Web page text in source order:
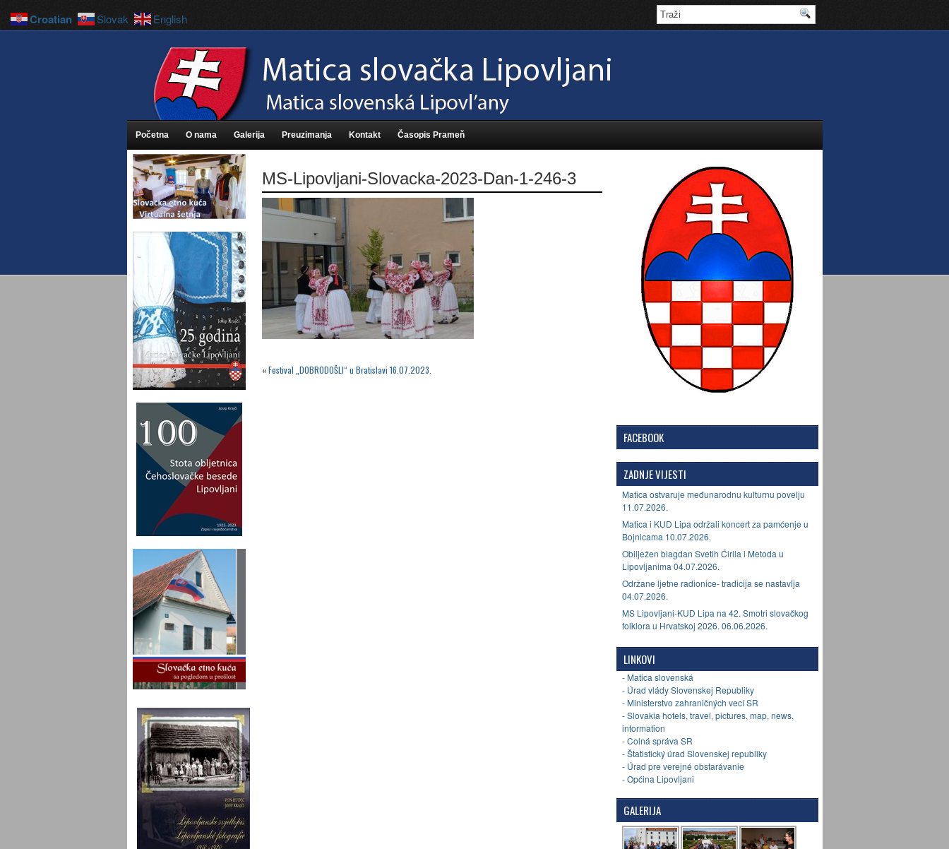
Početna O nama Galerija Preuzimanja Kontakt Časopis Prameň
MS-Lipovljani-Slovacka-2023-Dan-1-246-3
«Festival „DOBRODOŠLI“ u Bratislavi 16.07.2023.
FACEBOOK
ZADNJE VIJESTI
Matica ostvaruje međunarodnu kulturnu povelju
11.07.2026.
Matica i KUD Lipa održali koncert za pamćenje u
Bojnicama 10.07.2026.
Obilježen blagdan Svetih Ćirila i Metoda u
Lipovljanima 04.07.2026.
Održane ljetne radionice- tradicija se nastavlja
04.07.2026.
MS Lipovljani-KUD Lipa na 42. Smotri slovačkog
folklora u Hrvatskoj 2026. 06.06.2026.
LINKOVI
- Matica slovenská
- Úrad vlády Slovenskej Republiky
- Ministerstvo zahraničných vecí SR
- Slovakia hotels, travel, pictures, map, news,
information
- Colná správa SR
- Štatistický úrad Slovenskej republiky
- Úrad pre verejné obstarávanie
- Općina Lipovljani
GALERIJA
Croatian Slovak English